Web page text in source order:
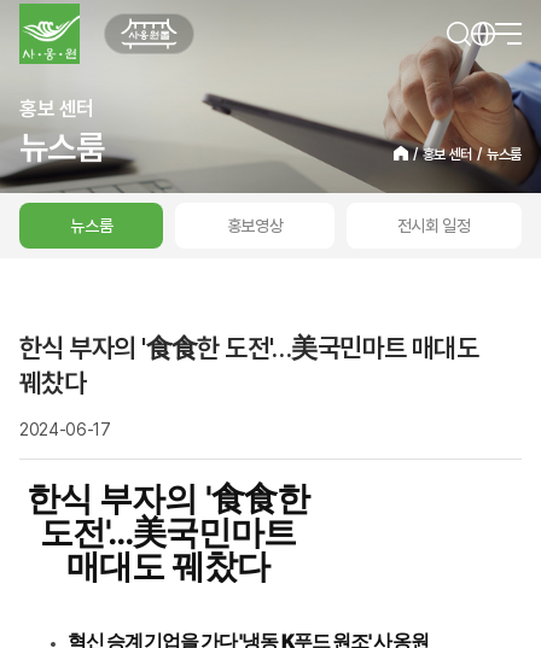
홍보 센터
뉴스룸 / 홍보 센터 / 뉴스룸
뉴스룸 홍보영상 전시회 일정
한식 부자의 '食食한 도전'…美국민마트 매대도
꿰찼다
2024-06-17
한식 부자의 '食食한
도전'…美국민마트
매대도 꿰찼다
혁신 승계기업을 가다'냉동 K푸드 원조' 사옹원